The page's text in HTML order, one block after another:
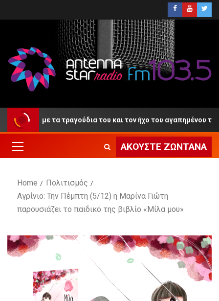
με τα τραγούδια του και τον ήχο του αγαπημένου του
ΑΚΟΎΣΤΕ ΖΩΝΤΑΝΆ
Home
Πολιτισμός
Αγρίνιο: Την Πέμπτη (5/12) η Μαρίνα Γιώτη
παρουσιάζει το παιδικό της βιβλίο «Μίλα μου»